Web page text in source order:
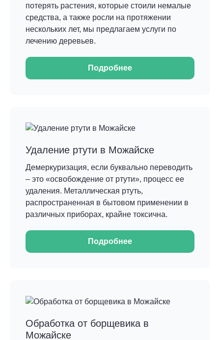
потерять растения, которые стоили немалые
средства, а также росли на протяжении
нескольких лет, мы предлагаем услуги по
лечению деревьев.
Подробнее
Удаление ртути в Можайске
Демеркуризация, если буквально переводить
– это «освобождение от ртути», процесс ее
удаления. Металлическая ртуть,
распространенная в бытовом применении в
различных приборах, крайне токсична.
Подробнее
Обработка от борщевика в
Можайске